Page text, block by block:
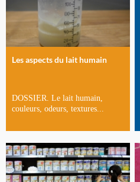
Les aspects du lait humain
DOSSIER. Le lait humain,
couleurs, odeurs, textures...